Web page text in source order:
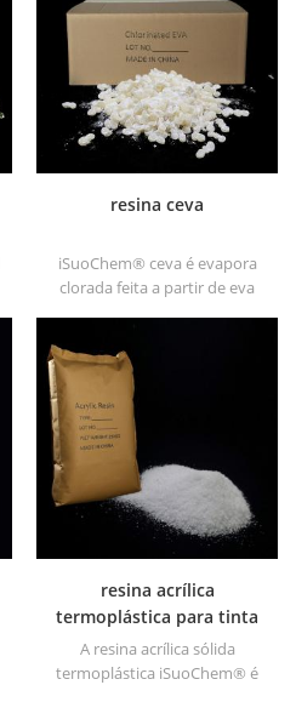
resina ceva
iSuoChem® ceva é evapora
clorada feita a partir de eva
orgânico como tolueno, éster,
resina acrílica
termoplástica para tinta
A resina acrílica sólida
termoplástica iSuoChem® é